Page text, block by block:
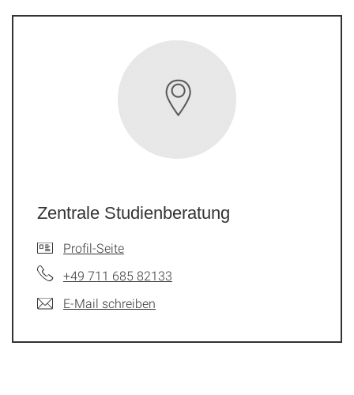
Zentrale Studienberatung
Profil-Seite
+49 711 685 82133
E-Mail schreiben